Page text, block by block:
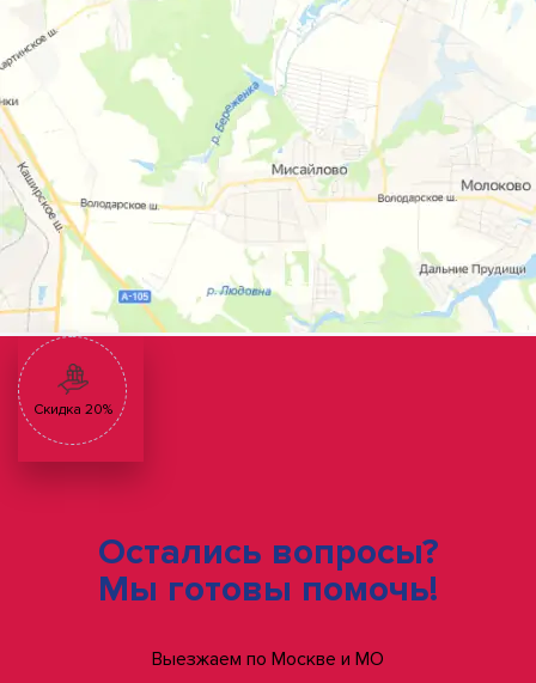
Скидка 20%
Остались вопросы?
Мы готовы помочь!
Выезжаем по Москве и МО